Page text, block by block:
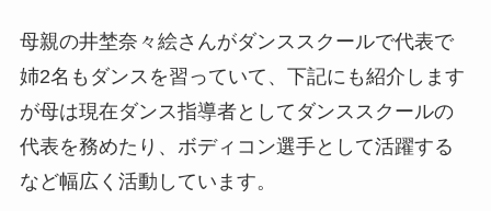
母親の井埜奈々絵さんがダンススクールで代表で
姉2名もダンスを習っていて、下記にも紹介します
が母は現在ダンス指導者としてダンススクールの
代表を務めたり、ボディコン選手として活躍する
など幅広く活動しています。